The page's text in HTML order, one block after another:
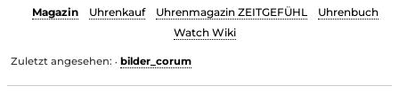
Magazin
Uhrenkauf Uhrenmagazin ZEITGEFÜHL
Uhrenbuch
Watch Wiki
Zuletzt angesehen: • bilder_corum